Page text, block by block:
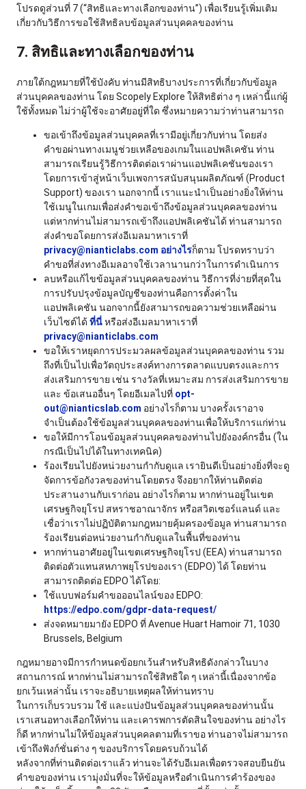
โปรดดูส่วนที่ 7 (“สิทธิและทางเลือกของท่าน”) เพื่อเรียนรู้เพิ่มเติม
เกี่ยวกับวิธีการขอใช้สิทธิลบข้อมูลส่วนบุคคลของท่าน
7. สิทธิและทางเลือกของท่าน
ภายใต้กฎหมายที่ใช้บังคับ ท่านมีสิทธิบางประการที่เกี่ยวกับข้อมูล
ส่วนบุคคลของท่าน โดย Scopely Explore ให้สิทธิต่าง ๆ เหล่านี้แก่ผู้
ใช้ทั้งหมด ไม่ว่าผู้ใช้จะอาศัยอยู่ที่ใด ซึ่งหมายความว่าท่านสามารถ
ขอเข้าถึงข้อมูลส่วนบุคคลที่เรามีอยู่เกี่ยวกับท่าน โดยส่ง
คำขอผ่านทางเมนูช่วยเหลือของเกมในแอปพลิเคชัน ท่าน
สามารถเรียนรู้วิธีการติดต่อเราผ่านแอปพลิเคชันของเรา
โดยการเข้าสู่หน้าเว็บเพจการสนับสนุนผลิตภัณฑ์ (Product
Support) ของเรา นอกจากนี้ เราแนะนำเป็นอย่างยิ่งให้ท่าน
ใช้เมนูในเกมเพื่อส่งคำขอเข้าถึงข้อมูลส่วนบุคคลของท่าน
แต่หากท่านไม่สามารถเข้าถึงแอปพลิเคชันได้ ท่านสามารถ
ส่งคำขอโดยการส่งอีเมลมาหาเราที่
privacy@nianticlabs.com อย่างไรก็ตาม โปรดทราบว่า
คำขอที่ส่งทางอีเมลอาจใช้เวลานานกว่าในการดำเนินการ
ลบหรือแก้ไขข้อมูลส่วนบุคคลของท่าน วิธีการที่ง่ายที่สุดใน
การปรับปรุงข้อมูลบัญชีของท่านคือการตั้งค่าใน
แอปพลิเคชัน นอกจากนี้ยังสามารถขอความช่วยเหลือผ่าน
เว็บไซต์ได้ ที่นี่หรือส่งอีเมลมาหาเราที่
privacy@nianticlabs.com
ขอให้เราหยุดการประมวลผลข้อมูลส่วนบุคคลของท่าน รวม
ถึงที่เป็นไปเพื่อวัตถุประสงค์ทางการตลาดแบบตรงและการ
ส่งเสริมการขาย เช่น รางวัลที่เหมาะสม การส่งเสริมการขาย
และ ข้อเสนออื่นๆ โดยอีเมลไปที่ opt-
out@nianticslab.com อย่างไรก็ตาม บางครั้งเราอาจ
จำเป็นต้องใช้ข้อมูลส่วนบุคคลของท่านเพื่อให้บริการแก่ท่าน
ขอให้มีการโอนข้อมูลส่วนบุคคลของท่านไปยังองค์กรอื่น (ใน
กรณีเป็นไปได้ในทางเทคนิค)
ร้องเรียนไปยังหน่วยงานกำกับดูแล เรายินดีเป็นอย่างยิ่งที่จะดู
จัดการข้อกังวลของท่านโดยตรง จึงอยากให้ท่านติดต่อ
ประสานงานกับเราก่อน อย่างไรก็ตาม หากท่านอยู่ในเขต
เศรษฐกิจยุโรป สหราชอาณาจักร หรือสวิตเซอร์แลนด์ และ
เชื่อว่าเราไม่ปฏิบัติตามกฎหมายคุ้มครองข้อมูล ท่านสามารถ
ร้องเรียนต่อหน่วยงานกำกับดูแลในพื้นที่ของท่าน
หากท่านอาศัยอยู่ในเขตเศรษฐกิจยุโรป (EEA) ท่านสามารถ
ติดต่อตัวแทนสหภาพยุโรปของเรา (EDPO) ได้ โดยท่าน
สามารถติดต่อ EDPO ได้โดย:
ใช้แบบฟอร์มคำขอออนไลน์ของ EDPO:
https://edpo.com/gdpr-data-request/
ส่งจดหมายมายัง EDPO ที่ Avenue Huart Hamoir 71, 1030
Brussels, Belgium
กฎหมายอาจมีการกำหนดข้อยกเว้นสำหรับสิทธิดังกล่าวในบาง
สถานการณ์ หากท่านไม่สามารถใช้สิทธิใด ๆ เหล่านี้เนื่องจากข้อ
ยกเว้นเหล่านั้น เราจะอธิบายเหตุผลให้ท่านทราบ
ในการเก็บรวบรวม ใช้ และแบ่งปันข้อมูลส่วนบุคคลของท่านนั้น
เราเสนอทางเลือกให้ท่าน และเคารพการตัดสินใจของท่าน อย่างไร
ก็ดี หากท่านไม่ให้ข้อมูลส่วนบุคคลตามที่เราขอ ท่านอาจไม่สามารถ
เข้าถึงฟังก์ชั่นต่าง ๆ ของบริการโดยครบถ้วนได้
หลังจากที่ท่านติดต่อเราแล้ว ท่านจะได้รับอีเมลเพื่อตรวจสอบยืนยัน
คำขอของท่าน เรามุ่งมั่นที่จะให้ข้อมูลหรือดำเนินการคำร้องของ